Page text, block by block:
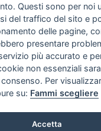
Clicca quì
Italiano
Questi sono per noi
del traffico del sito e
delle pagine,
presentare
più accurato e
non essenziali
Per
su: Fammi scegliere
Accetta